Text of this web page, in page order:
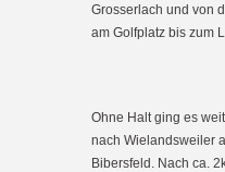
Grosserlach und von
am Golfplatz bis zum
Ohne Halt ging es
nach Wielandsweiler
Bibersfeld. Nach ca.